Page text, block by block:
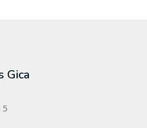
Gica